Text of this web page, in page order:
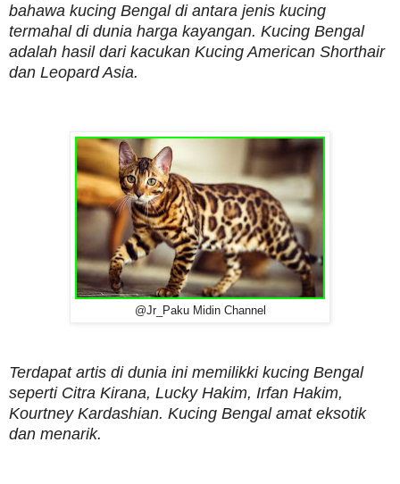
bahawa kucing Bengal di antara jenis kucing
termahal di dunia harga kayangan. Kucing Bengal
adalah hasil dari kacukan Kucing American Shorthair
dan Leopard Asia.
@Jr_Paku Midin Channel
Terdapat artis di dunia ini memilikki kucing Bengal
seperti Citra Kirana, Lucky Hakim, Irfan Hakim,
Kourtney Kardashian. Kucing Bengal amat eksotik
dan menarik.